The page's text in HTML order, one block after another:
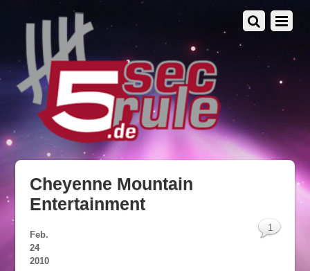
Cheyenne Mountain
Entertainment
Feb.
24
2010
1